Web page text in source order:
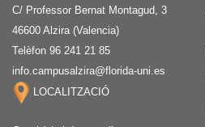
C/ Professor Bernat Montagud, 3
46600 Alzira (Valencia)
Telèfon 96 241 21 85
info.campusalzira@florida-uni.es
LOCALITZACIÓ